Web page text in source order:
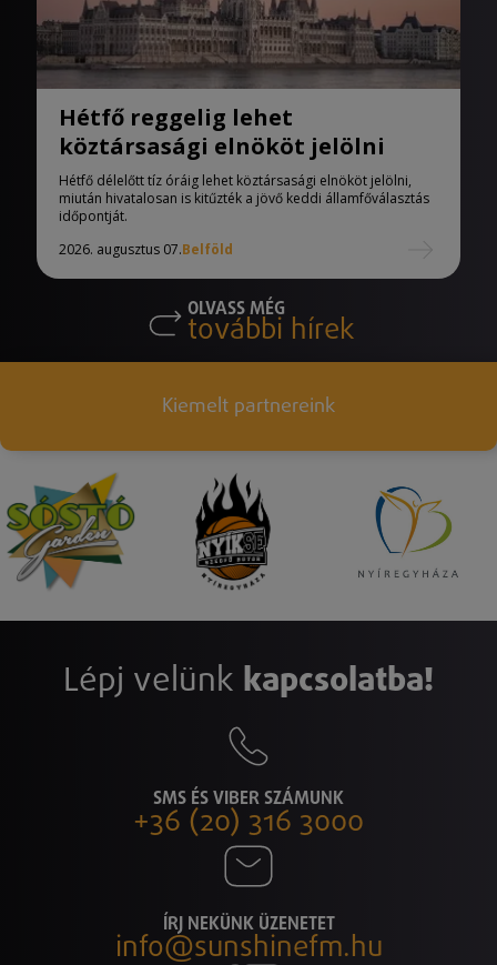
Hétfő reggelig lehet
köztársasági elnököt jelölni
Hétfő délelőtt tíz óráig lehet köztársasági elnököt jelölni,
miután hivatalosan is kitűzték a jövő keddi államfőválasztás
időpontját.
2026. augusztus 07.Belföld
OLVASS MÉG
további hírek
Kiemelt partnereink
Lépj velünk kapcsolatba!
SMS ÉS VIBER SZÁMUNK
+36 (20) 316 3000
ÍRJ NEKÜNK ÜZENETET
info@sunshinefm.hu